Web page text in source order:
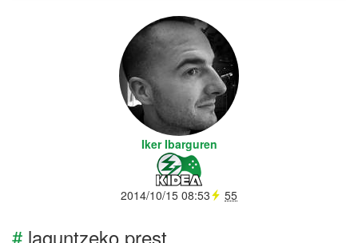
Iker Ibarguren
2014/10/15 08:53 55
# laguntzeko prest